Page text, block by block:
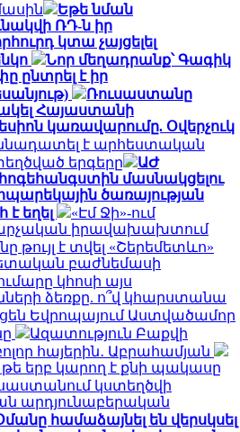
Եթե նման
ՌԴ-ն իր
կտա չայցելել
Նոր մեղադրանք՝ Գագիկ
ընտրել է իր
Ռուսաստանը
Հայաստանի
կառավարումը. Օվերչուկ
է արհեստական
երգերը
ԱԺ
մասնակցելու
ծառայության
եղել
«Էմ Ջի»-ում
իրավախախտում
թույլ է տվել «Շերեմետևո»
բաժնեմասի
կհոսի այս
ձեռքը. ո՞վ կհարստանա
Եվրոպայում Աստվածամոր
Ազատություն Բաքվի
հայերին․ Աբրահամյան
թե երբ կարող է քնի պակասը
կստեղծվի
արդյունաբերական
համաձայնել են վերսկսել